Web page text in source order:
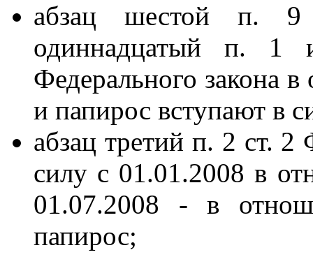
абзац шестой п.
одиннадцатый п.
Федерального закона
и папирос вступают в
абзац третий п. 2 ст. 2
силу с 01.01.2008 в
01.07.2008 - в
папирос;